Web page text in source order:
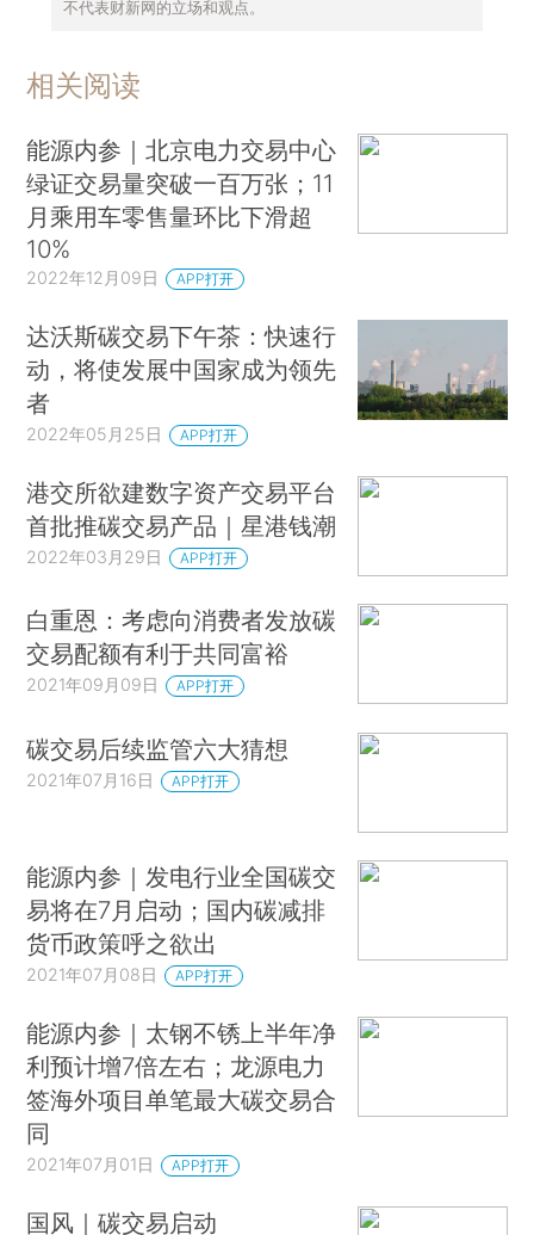
不代表财新网的立场和观点。
相关阅读
能源内参｜北京电力交易中心
绿证交易量突破一百万张；11
月乘用车零售量环比下滑超
10%
2022年12月09日 APP打开
达沃斯碳交易下午茶：快速行
动，将使发展中国家成为领先
者
2022年05月25日 APP打开
港交所欲建数字资产交易平台
首批推碳交易产品｜星港钱潮
2022年03月29日 APP打开
白重恩：考虑向消费者发放碳
交易配额有利于共同富裕
2021年09月09日 APP打开
碳交易后续监管六大猜想
2021年07月16日 APP打开
能源内参｜发电行业全国碳交
易将在7月启动；国内碳减排
货币政策呼之欲出
2021年07月08日 APP打开
能源内参｜太钢不锈上半年净
利预计增7倍左右；龙源电力
签海外项目单笔最大碳交易合
同
2021年07月01日 APP打开
国风｜碳交易启动